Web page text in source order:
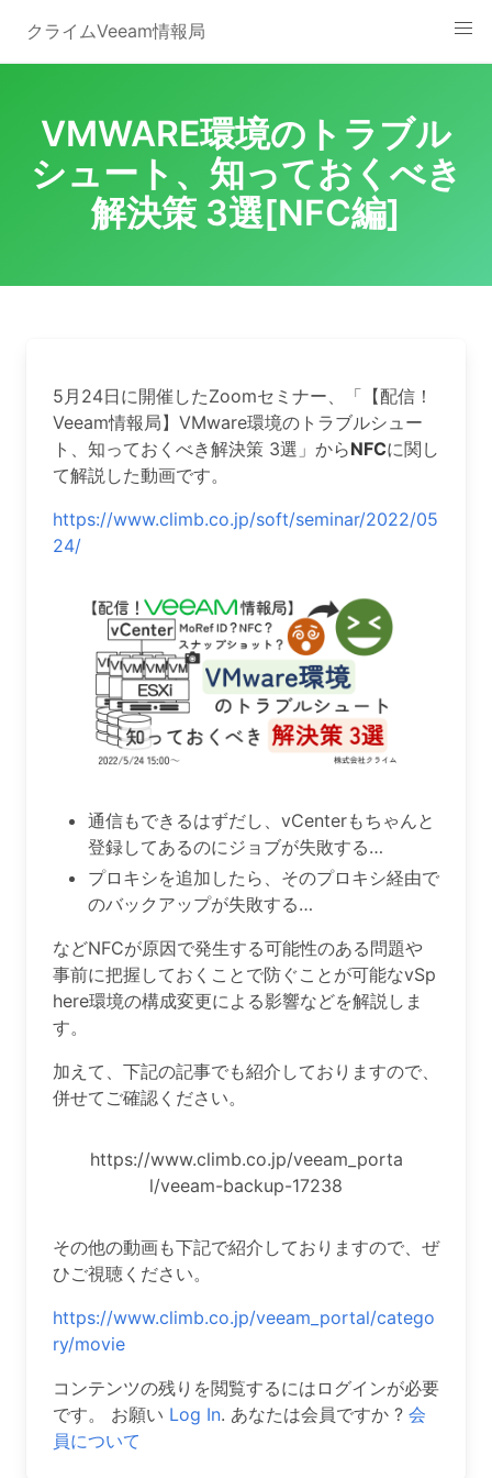
content
クライムVeeam情報局
VMWARE環境のトラブル
シュート、知っておくべき
解決策 3選[NFC編]
5月24日に開催したZoomセミナー、「【配信！
Veeam情報局】VMware環境のトラブルシュー
ト、知っておくべき解決策 3選」からNFCに関し
て解説した動画です。
https://www.climb.co.jp/soft/seminar/2022/05
24/
通信もできるはずだし、vCenterもちゃんと
登録してあるのにジョブが失敗する…
プロキシを追加したら、そのプロキシ経由で
のバックアップが失敗する…
などNFCが原因で発生する可能性のある問題や
事前に把握しておくことで防ぐことが可能なvSp
here環境の構成変更による影響などを解説しま
す。
加えて、下記の記事でも紹介しておりますので、
併せてご確認ください。
https://www.climb.co.jp/veeam_porta
l/veeam-backup-17238
その他の動画も下記で紹介しておりますので、ぜ
ひご視聴ください。
https://www.climb.co.jp/veeam_portal/catego
ry/movie
コンテンツの残りを閲覧するにはログインが必要
です。 お願い Log In. あなたは会員ですか ? 会
員について